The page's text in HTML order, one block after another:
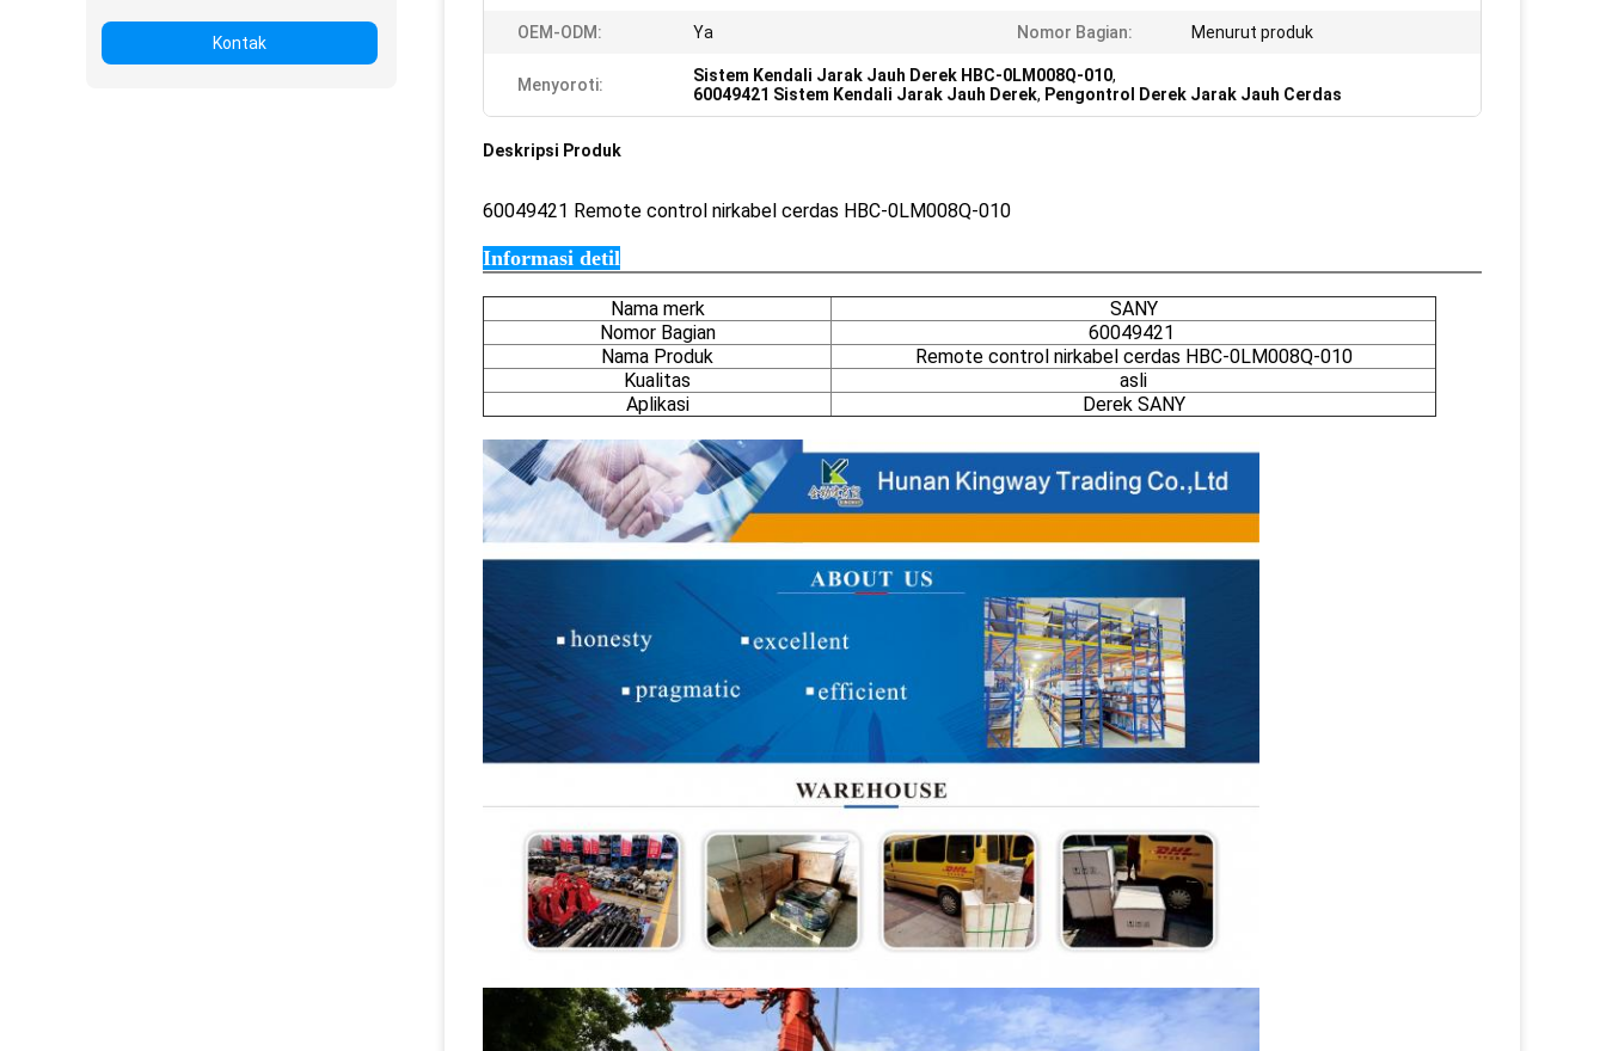
Kontak
OEM-ODM: Ya Nomor Bagian: Menurut produk
Menyoroti: Sistem Kendali Jarak Jauh Derek HBC-0LM008Q-010,
60049421 Sistem Kendali Jarak Jauh Derek, Pengontrol Derek Jarak Jauh Cerdas
Deskripsi Produk
60049421 Remote control nirkabel cerdas HBC-0LM008Q-010
Informasi detil
Nama merk
SANY
Nomor Bagian
60049421
Nama Produk
Remote control nirkabel cerdas HBC-0LM008Q-010
Kualitas
asli
Aplikasi
Derek SANY